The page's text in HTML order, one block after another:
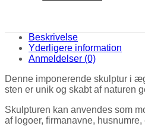
Beskrivelse
Yderligere information
Anmeldelser (0)
Denne imponerende skulptur i
sten er unik og skabt af naturen
Skulpturen kan anvendes som
af logoer, firmanavne,